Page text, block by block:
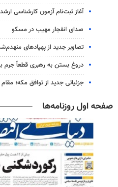
آغاز ثبت‌نام‌ آزمون کارشناسی
صدای انفجار مهیب در مسکو
تصاویر جدید از پهپادهای
دروغ بستن به رهبری قطعاً جرم
جزئیاتی جدید از توافق مکه؛
صفحه اول روزنامه‌ها